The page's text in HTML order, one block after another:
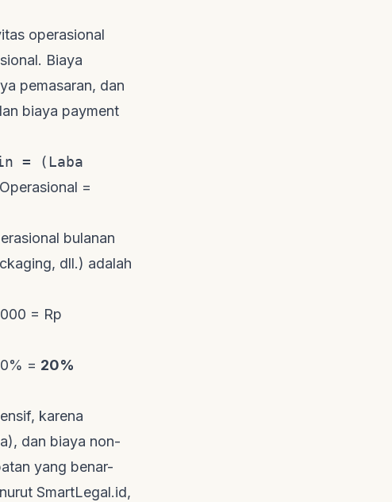
operasional
Biaya
pemasaran, dan
biaya payment
= (Laba
=
bulanan
, dll.) adalah
= Rp
= 20%
karena
dan biaya non-
yang benar-
SmartLegal.id,